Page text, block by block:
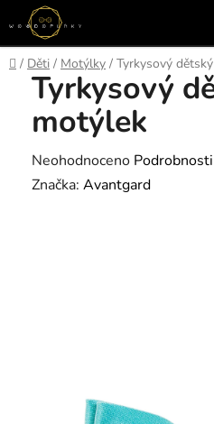
Přejít
na
obsah
Domů
/ Děti / Motýlky / Tyrkysový
Tyrkysový
motýlek
Průměrné
hodnocení
Neohodnoceno
Značka: Avantgard